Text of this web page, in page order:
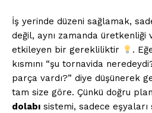
İş yerinde düzeni sağlamak,
değil, aynı zamanda üretkenliği
etkileyen bir gerekliliktir
.
kısmını “şu tornavida
parça vardı?” diye düşünerek
tam size göre. Çünkü doğru
dolabı sistemi, sadece